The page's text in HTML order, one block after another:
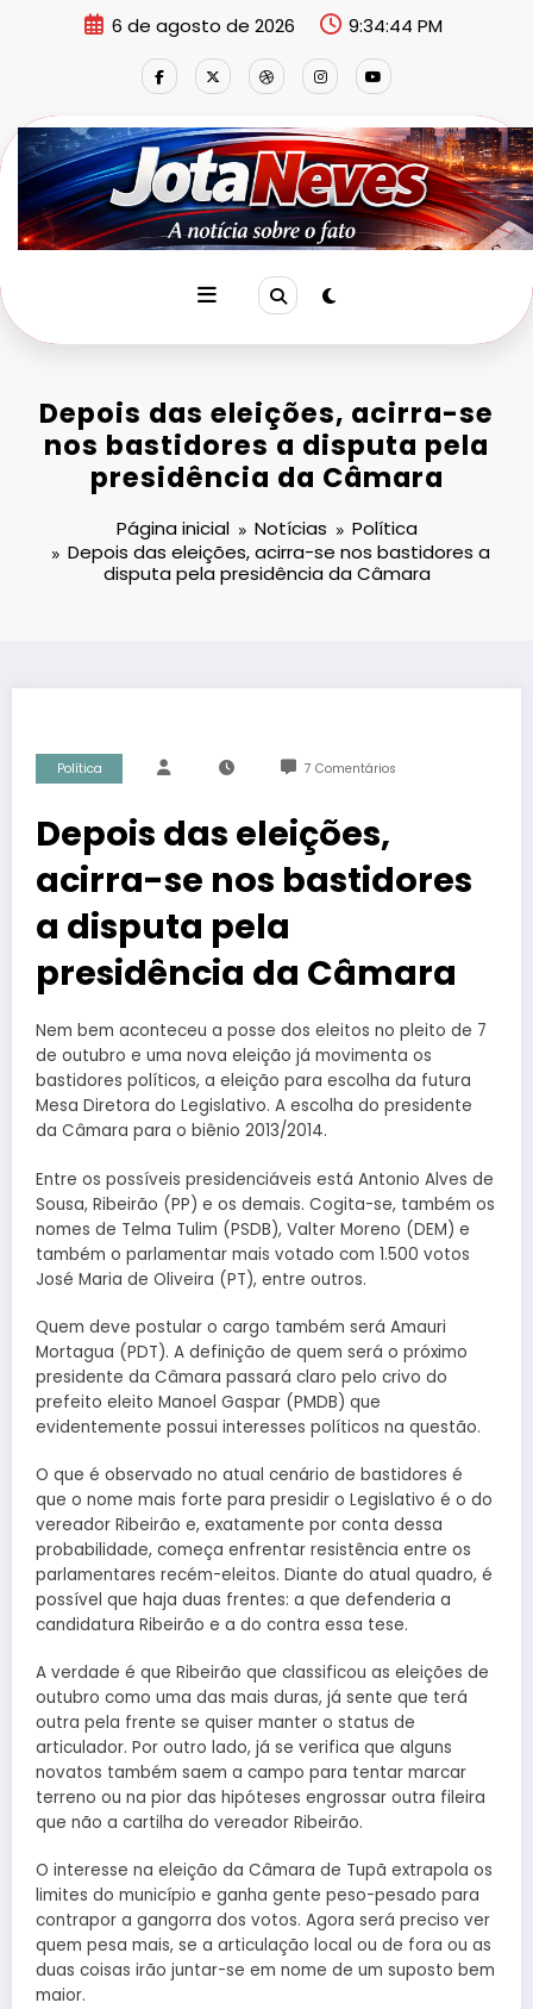
6 de agosto de 2026 9:34:45 PM
Depois das eleições, acirra-se
nos bastidores a disputa pela
presidência da Câmara
Página inicial Notícias
Política
Depois das eleições, acirra-se nos bastidores a
disputa pela presidência da Câmara
Política 7 Comentários
Depois das eleições,
acirra-se nos bastidores
a disputa pela
presidência da Câmara
Nem bem aconteceu a posse dos eleitos no pleito de 7
de outubro e uma nova eleição já movimenta os
bastidores políticos, a eleição para escolha da futura
Mesa Diretora do Legislativo. A escolha do presidente
da Câmara para o biênio 2013/2014.
Entre os possíveis presidenciáveis está Antonio Alves de
Sousa, Ribeirão (PP) e os demais. Cogita-se, também os
nomes de Telma Tulim (PSDB), Valter Moreno (DEM) e
também o parlamentar mais votado com 1.500 votos
José Maria de Oliveira (PT), entre outros.
Quem deve postular o cargo também será Amauri
Mortagua (PDT). A definição de quem será o próximo
presidente da Câmara passará claro pelo crivo do
prefeito eleito Manoel Gaspar (PMDB) que
evidentemente possui interesses políticos na questão.
O que é observado no atual cenário de bastidores é
que o nome mais forte para presidir o Legislativo é o do
vereador Ribeirão e, exatamente por conta dessa
probabilidade, começa enfrentar resistência entre os
parlamentares recém-eleitos. Diante do atual quadro, é
possível que haja duas frentes: a que defenderia a
candidatura Ribeirão e a do contra essa tese.
A verdade é que Ribeirão que classificou as eleições de
outubro como uma das mais duras, já sente que terá
outra pela frente se quiser manter o status de
articulador. Por outro lado, já se verifica que alguns
novatos também saem a campo para tentar marcar
terreno ou na pior das hipóteses engrossar outra fileira
que não a cartilha do vereador Ribeirão.
O interesse na eleição da Câmara de Tupã extrapola os
limites do município e ganha gente peso-pesado para
contrapor a gangorra dos votos. Agora será preciso ver
quem pesa mais, se a articulação local ou de fora ou as
duas coisas irão juntar-se em nome de um suposto bem
maior.